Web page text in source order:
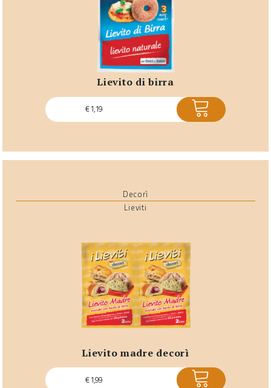
lievito di birra
€1,19 ACQUISTA
Decorì
Lieviti
lievito madre decorì
€1,99 ACQUISTA